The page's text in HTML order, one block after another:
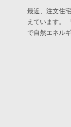
最近、注文住
えています。
で自然エネル